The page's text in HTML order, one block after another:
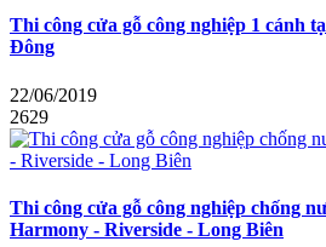
Thi công cửa gỗ công nghiệp 1 cánh
Đông
22/06/2019
2629
Thi công cửa gỗ công nghiệp chống
Harmony - Riverside - Long Biên